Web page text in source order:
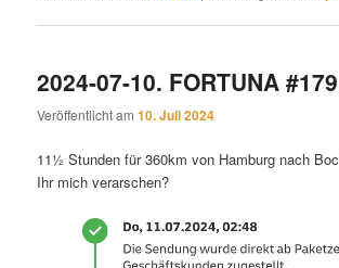
2024-07-10. FORTUNA
Veröffentlicht am10. Juli 2024
11½ Stunden für 360km von Hamburg nach
Ihr mich verarschen?